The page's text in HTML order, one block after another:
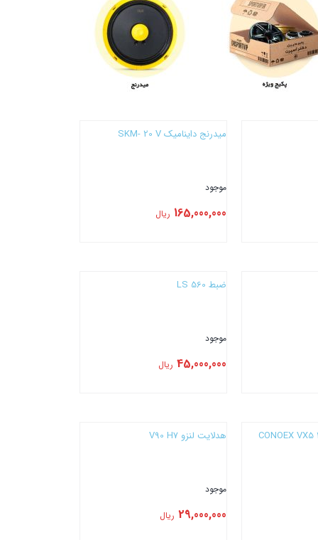
میدرنج داینامیک SKM- 20 V
موجود
165,000,000 ریال
ضبط LS 560
موجود
45,000,000 ریال
هدلایت لنزو V90 H7
موجود
29,000,000 ریال